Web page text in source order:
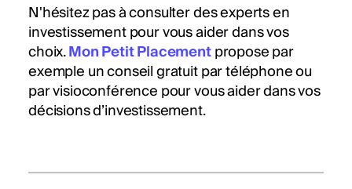
N'hésitez pas à consulter des experts en
investissement pour vous aider dans vos
choix.Mon Petit Placementpropose par
exemple un conseil gratuit par téléphone ou
par visioconférence pour vous aider dans vos
décisions d’investissement.